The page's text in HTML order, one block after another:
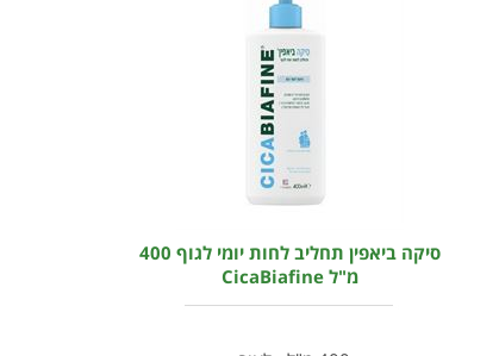
סיקה ביאפין תחליב לחות יומי לגוף 400
מ"ל CicaBiafine